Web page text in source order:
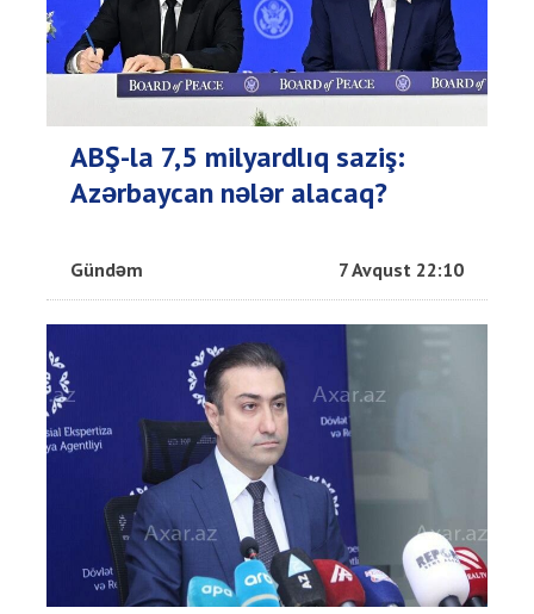
ABŞ-la 7,5 milyardlıq saziş:
Azərbaycan nələr alacaq?
Gündəm 7 Avqust 22:10